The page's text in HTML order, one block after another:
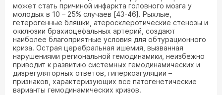
может стать причиной инфаркта головного мозга у
молодых в 10 – 25% случаев [43-46]. Рыхлые,
гетерогенные бляшки, атеросклеротические стенозы и
окклюзии брахиоцефальных артерий, создают
наиболее благоприятные условия для обтурационного
криза. Острая церебральная ишемия, вызванная
нарушениями региональной гемодинамики, неизбежно
приводит к развитию системных гемодинамических и
дизрегуляторных ответов, гиперкоагуляции –
признаков, характеризующих все патогенетические
варианты гемодинамических кризов.